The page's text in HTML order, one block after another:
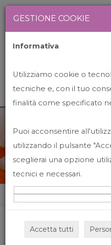
News&Events
Home News&events
GESTIONE COOKIE
Informativa
Utilizziamo cookie o
tecniche e, con il tuo
finalità come specificato
Puoi acconsentire
utilizzando il pulsante
sceglierai una opzione
tecnici e necessari.
Accetta tutti